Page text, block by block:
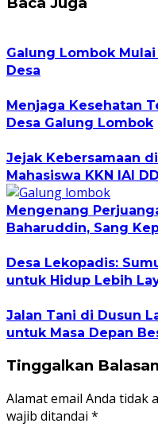
Galung Lombok
Desa
Menjaga Kesehatan
Desa Galung Lombok
Jejak Kebersamaan di
Mahasiswa KKN IAI
Mengenang
Baharuddin, Sang
Desa Lekopadis:
untuk Hidup Lebih
Jalan Tani di Dusun
untuk Masa Depan
Tinggalkan Balasan
Alamat email Anda tidak
wajib ditandai *